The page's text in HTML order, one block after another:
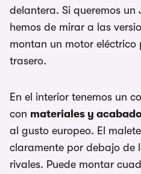
delantera. Si queremos un
hemos de mirar a las
montan un motor
trasero.
En el interior tenemos un
con materiales y
al gusto europeo. El
claramente por debajo de
rivales. Puede montar